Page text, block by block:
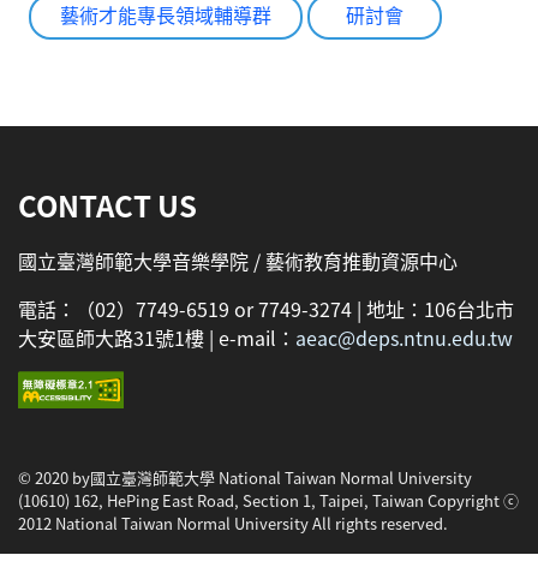
藝術才能專長領域輔導群 研討會
CONTACT US
國立臺灣師範大學音樂學院 / 藝術教育推動資源中心
電話：（02）7749-6519 or 7749-3274 | 地址：106台北市
大安區師大路31號1樓 | e-mail： aeac@deps.ntnu.edu.tw
© 2020 by國立臺灣師範大學 National Taiwan Normal University
(10610) 162, HePing East Road, Section 1, Taipei, Taiwan Copyright ⓒ
2012 National Taiwan Normal University All rights reserved.